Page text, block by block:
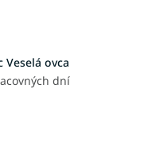
Veselá ovca
dní